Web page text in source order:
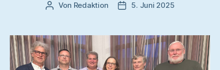
Beitragsautor
Von Redaktion Veröffentlichungsdatum
5. Juni 2025